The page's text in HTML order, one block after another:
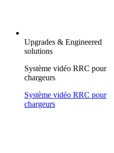
Upgrades & Engineered
solutions
Système vidéo RRC pour
chargeurs
Système vidéo RRC pour
chargeurs